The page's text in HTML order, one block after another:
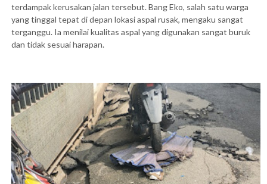
terdampak kerusakan jalan tersebut. Bang Eko, salah satu warga
yang tinggal tepat di depan lokasi aspal rusak, mengaku sangat
terganggu. Ia menilai kualitas aspal yang digunakan sangat buruk
dan tidak sesuai harapan.